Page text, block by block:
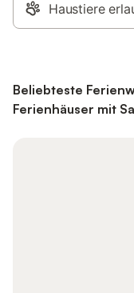
Haustiere
Beliebteste
Ferienhäuser mit